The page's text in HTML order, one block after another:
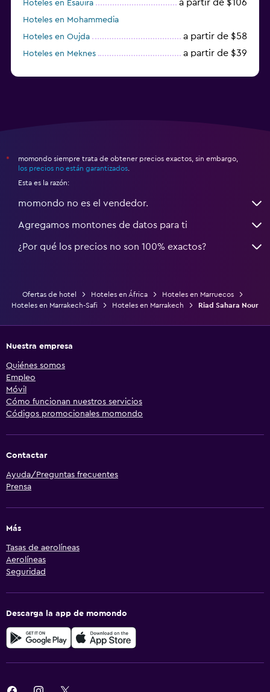
Hoteles en Esauira a partir de $106
Hoteles en Mohammedia
Hoteles en Oujda
a partir de $58
Hoteles en Meknes a partir de $39
*
momondo siempre trata de obtener precios exactos, sin embargo,
los precios no están garantizados
Esta es la razón:
momondo no es el vendedor.
Agregamos montones de datos para ti
¿Por qué los precios no son 100% exactos?
Ofertas de hotel Hoteles en África
Hoteles en Marruecos
Hoteles en Marrakech-Safi
Hoteles en Marrakech Riad Sahara Nour
Nuestra empresa
Quiénes somos
Empleo
Móvil
Cómo funcionan nuestros servicios
Códigos promocionales momondo
Contactar
Ayuda/Preguntas frecuentes
Prensa
Más
Tasas de aerolíneas
Aerolíneas
Seguridad
Descarga la app de momondo